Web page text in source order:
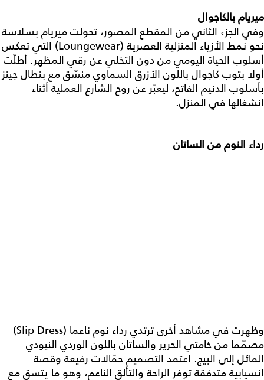
ميريام بالكاجوال
وفي الجزء الثاني من المقطع المصور، تحولت ميريام بسلاسة
نحو نمط الأزياء المنزلية العصرية (Loungewear) التي تعكس
أسلوب الحياة اليومي من دون التخلي عن رقي المظهر. أطلّت
أولاً بتوب كاجوال باللون الأزرق السماوي منسّق مع بنطال جينز
بأسلوب الدنيم الفاتح، ليعبّر عن روح الشارع العملية أثناء
انشغالها في المنزل.
رداء النوم من الساتان
وظهرت في مشاهد أخرى ترتدي رداء نوم ناعماً (Slip Dress)
مصمّماً من خامتي الحرير والساتان باللون الوردي النيودي
المائل إلى البيج. اعتمد التصميم حمّالات رفيعة وقصة
انسيابية متدفقة توفر الراحة والتألق الناعم، وهو ما يتسق مع